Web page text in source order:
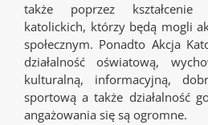
także poprzez kształcenie
katolickich, którzy będą mogli
społecznym. Ponadto Akcja
działalność oświatową,
kulturalną, informacyjną,
sportową a także działalność
angażowania się są ogromne.